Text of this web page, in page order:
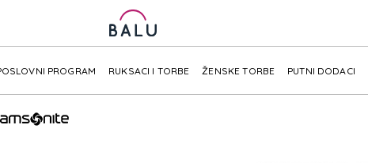
PROGRAM RUKSACI I TORBE ŽENSKE TORBE PUTNI DODACI